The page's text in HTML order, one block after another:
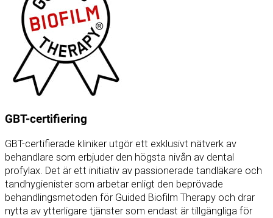
GBT-certifiering
GBT-certifierade kliniker utgör ett exklusivt nätverk av
behandlare som erbjuder den högsta nivån av dental
profylax. Det är ett initiativ av passionerade tandläkare och
tandhygienister som arbetar enligt den beprövade
behandlingsmetoden för Guided Biofilm Therapy och drar
nytta av ytterligare tjänster som endast är tillgängliga för